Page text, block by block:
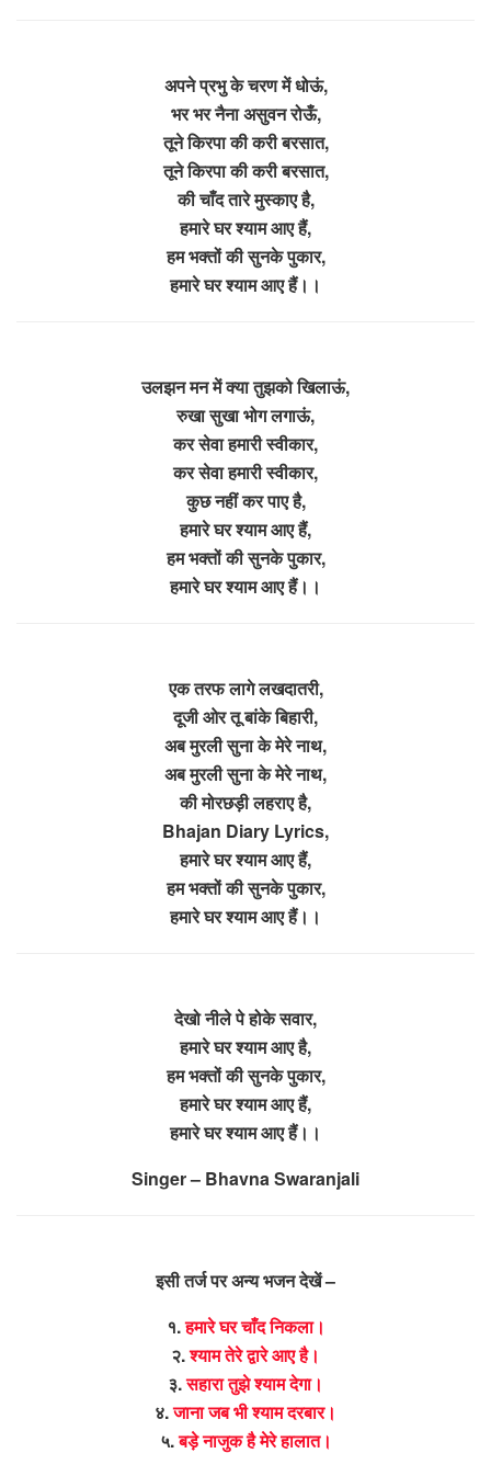
अपने प्रभु के चरण में धोऊं,
भर भर नैना असुवन रोऊँ,
तूने किरपा की करी बरसात,
तूने किरपा की करी बरसात,
की चाँद तारे मुस्काए है,
हमारे घर श्याम आए हैं,
हम भक्तों की सुनके पुकार,
हमारे घर श्याम आए हैं।।
उलझन मन में क्या तुझको खिलाऊं,
रुखा सुखा भोग लगाऊं,
कर सेवा हमारी स्वीकार,
कर सेवा हमारी स्वीकार,
कुछ नहीं कर पाए है,
हमारे घर श्याम आए हैं,
हम भक्तों की सुनके पुकार,
हमारे घर श्याम आए हैं।।
एक तरफ लागे लखदातरी,
दूजी ओर तू बांके बिहारी,
अब मुरली सुना के मेरे नाथ,
अब मुरली सुना के मेरे नाथ,
की मोरछड़ी लहराए है,
Bhajan Diary Lyrics,
हमारे घर श्याम आए हैं,
हम भक्तों की सुनके पुकार,
हमारे घर श्याम आए हैं।।
देखो नीले पे होके सवार,
हमारे घर श्याम आए है,
हम भक्तों की सुनके पुकार,
हमारे घर श्याम आए हैं,
हमारे घर श्याम आए हैं।।
Singer – Bhavna Swaranjali
इसी तर्ज पर अन्य भजन देखें –
१.हमारे घर चाँद निकला।
२.श्याम तेरे द्वारे आए है।
३.सहारा तुझे श्याम देगा।
४.जाना जब भी श्याम दरबार।
५.बड़े नाजुक है मेरे हालात।